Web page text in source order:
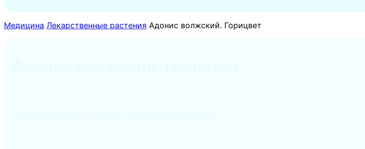
Медицина Лекарственные растения Адонис волжский. Горицвет